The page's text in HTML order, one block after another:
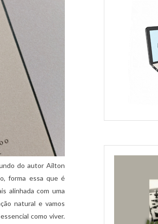
do autor Ailton
forma essa que é
alinhada com uma
natural e vamos
como viver.